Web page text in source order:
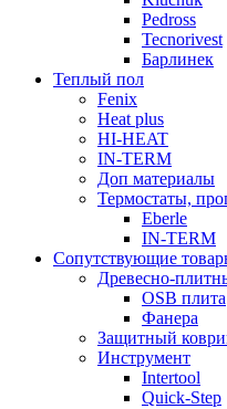
Pedross
Tecnorivest
Барлинек
Теплый пол
Fenix
Heat plus
HI-HEAT
IN-TERM
Доп материалы
Термостаты,
Eberle
IN-TERM
Сопутствующие
Древесно-
OSB плита
Фанера
Защитный
Инструмент
Intertool
Quick-Step